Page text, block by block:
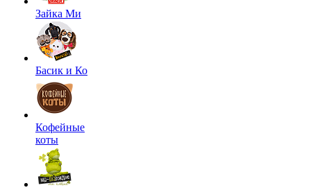
Зайка Ми
Басик и Ко
Кофейные
коты